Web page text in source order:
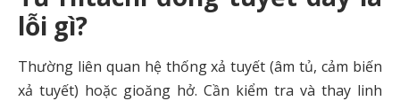
lỗi gì?
Thường liên quan hệ thống xả tuyết (âm tủ, cảm biến
xả tuyết) hoặc gioăng hở. Cần kiểm tra và thay linh